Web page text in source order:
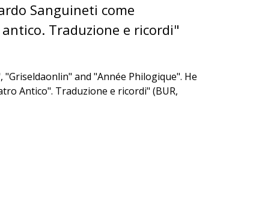
Sanguineti come
Traduzione e ricordi"
and "Année Philogique". He
Antico". Traduzione e ricordi" (BUR,